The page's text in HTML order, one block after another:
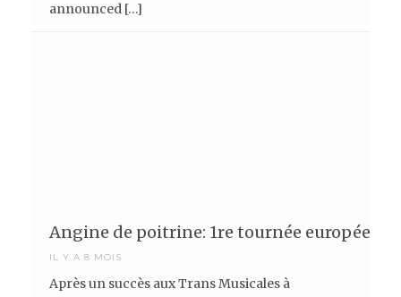
announced […]
Angine de poitrine: 1re tournée
IL Y A 8 MOIS
Après un succès aux Trans Musicales à